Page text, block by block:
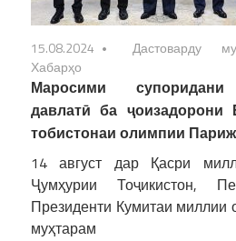
15.08.2024 Дастоварду
Хабарҳо
Маросими
давлатӣ ба ҷоизадорони
тобистонаи олимпии
14 август дар Қасри
Ҷумҳурии Тоҷикистон,
Президенти Кумитаи миллии
муҳтарам